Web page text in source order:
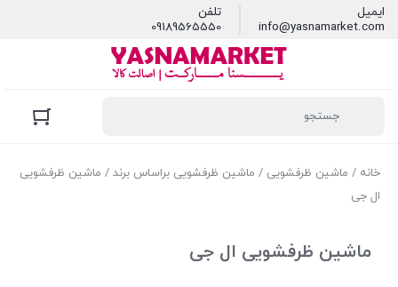
ایمیل
info@yasnamarket.com
تلفن
09189565550
خانه / ماشین ظرفشویی / ماشین ظرفشویی براساس برند / ماشین ظرفشویی
ال جی
ماشین ظرفشویی ال جی